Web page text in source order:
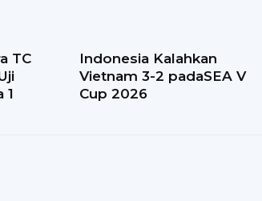
TC
1
Indonesia Kalahkan
Vietnam 3-2 padaSEA V
Cup 2026